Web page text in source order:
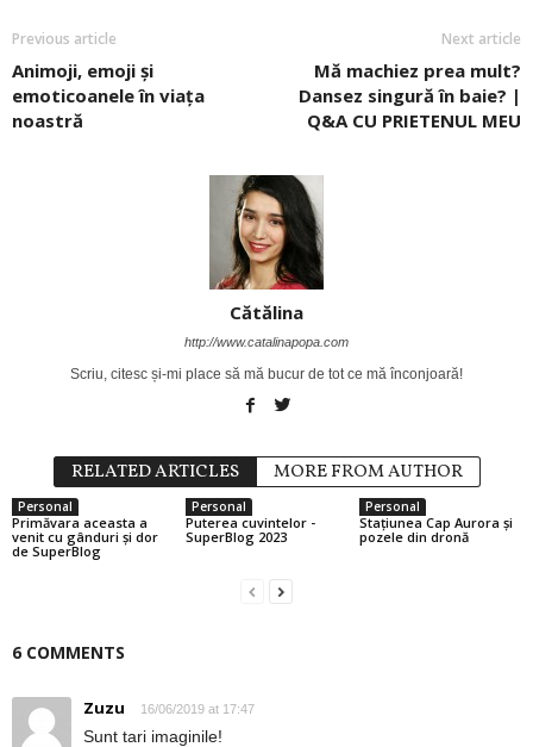
Previous article
Animoji, emoji și
emoticoanele în viața
noastră
Next article
Mă machiez prea mult?
Dansez singură în baie? |
Q&A CU PRIETENUL MEU
Cătălina
http://www.catalinapopa.com
Scriu, citesc și-mi place să mă bucur de tot ce mă înconjoară!
RELATED ARTICLES MORE FROM AUTHOR
Personal
Primăvara aceasta a
venit cu gânduri și dor
de SuperBlog
Personal
Puterea cuvintelor -
SuperBlog 2023
Personal
Stațiunea Cap Aurora și
pozele din dronă
6 COMMENTS
Zuzu 16/06/2019 at 17:47
Sunt tari imaginile!